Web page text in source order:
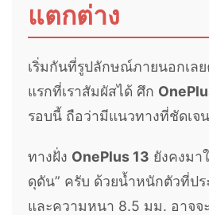
แตกต่าง
เริ่มกันที่รูปลักษณ์ภายนอกเลย
แรกที่เราสัมผัสได้ ศึก
รอบนี้ ถือว่ามีแนวทางที่ชัดเจ
ทางฝั่ง OnePlus 13 ยังคงมา
ดุดัน” ครับ ด้วยน้ำหนักตัวที่ป
และความหนา 8.5 มม. อาจจ